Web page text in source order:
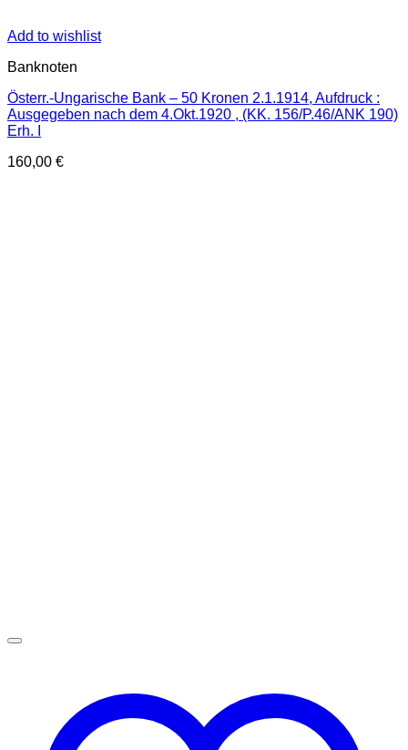
Add to wishlist
Banknoten
Österr.-Ungarische Bank – 50 Kronen 2.1.1914, Aufdruck :
Ausgegeben nach dem 4.Okt.1920 , (KK. 156/P.46/ANK 190)
Erh. I
160,00 €